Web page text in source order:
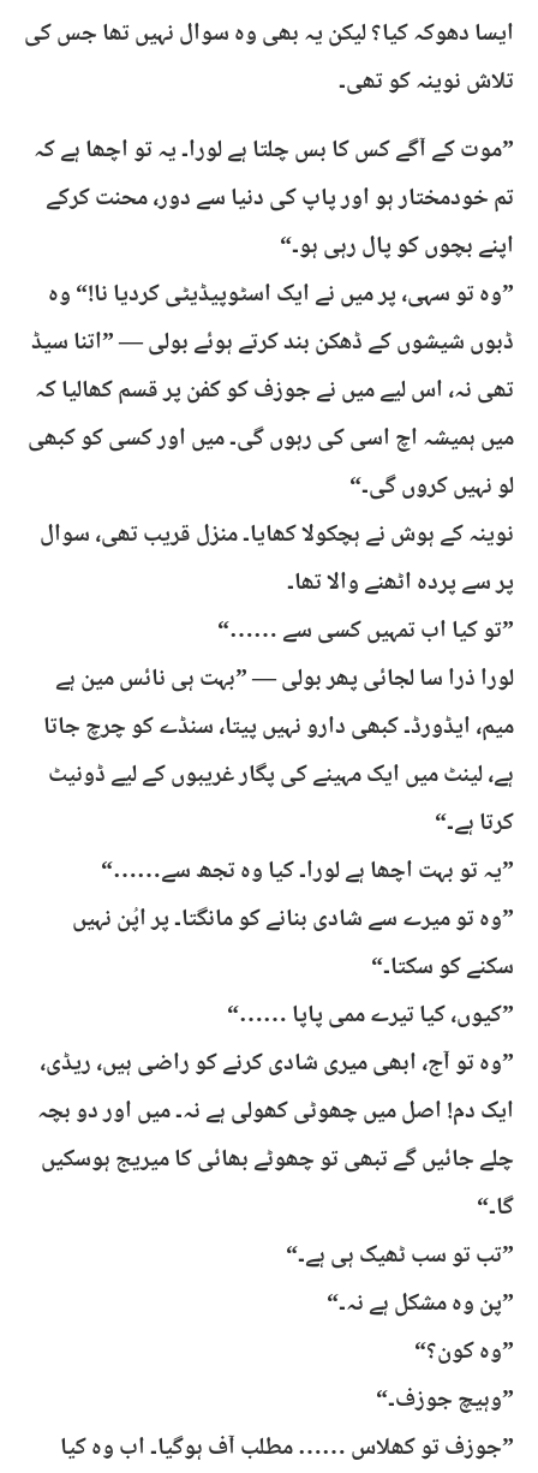
ایسا دھوکہ کیا؟ لیکن یہ بھی وہ سوال نہیں تھا جس کی
تلاش نوینہ کو تھی۔
”موت کے آگے کس کا بس چلتا ہے لورا۔ یہ تو اچھا ہے کہ
تم خودمختار ہو اور پاپ کی دنیا سے دور، محنت کرکے
اپنے بچوں کو پال رہی ہو۔“
”وہ تو سہی، پر میں نے ایک اسٹوپیڈیٹی کردیا نا!“ وہ
ڈبوں شیشوں کے ڈھکن بند کرتے ہوئے بولی — ”اتنا سیڈ
تھی نہ، اس لیے میں نے جوزف کو کفن پر قسم کھالیا کہ
میں ہمیشہ اچ اسی کی رہوں گی۔ میں اور کسی کو کبھی
لو نہیں کروں گی۔“
نوینہ کے ہوش نے ہچکولا کھایا۔ منزل قریب تھی، سوال
پر سے پردہ اٹھنے والا تھا۔
”تو کیا اب تمہیں کسی سے ……“
لورا ذرا سا لجائی پھر بولی — ”بہت ہی نائس مین ہے
میم، ایڈورڈ۔ کبھی دارو نہیں پیتا، سنڈے کو چرچ جاتا
ہے، لینٹ میں ایک مہینے کی پگار غریبوں کے لیے ڈونیٹ
کرتا ہے۔“
”یہ تو بہت اچھا ہے لورا۔ کیا وہ تجھ سے……“
”وہ تو میرے سے شادی بنانے کو مانگتا۔ پر اپُن نہیں
سکنے کو سکتا۔“
”کیوں، کیا تیرے ممی پاپا ……“
”وہ تو آج، ابھی میری شادی کرنے کو راضی ہیں، ریڈی،
ایک دم! اصل میں چھوٹی کھولی ہے نہ۔ میں اور دو بچہ
چلے جائیں گے تبھی تو چھوٹے بھائی کا میریج ہوسکیں
گا۔“
”تب تو سب ٹھیک ہی ہے۔“
”پن وہ مشکل ہے نہ۔“
”وہ کون؟“
”وہیچ جوزف۔“
”جوزف تو کھلاس …… مطلب آف ہوگیا۔ اب وہ کیا